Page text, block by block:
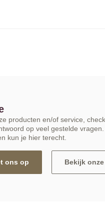
producten en/of service,
op veel gestelde
kun je hier terecht.
ons op Bekijk